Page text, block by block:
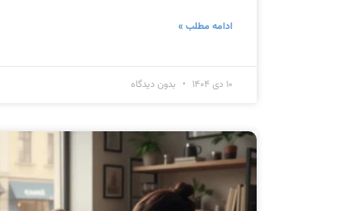
ادامه مطلب »
۱۰ دی ۱۴۰۴ بدون دیدگاه